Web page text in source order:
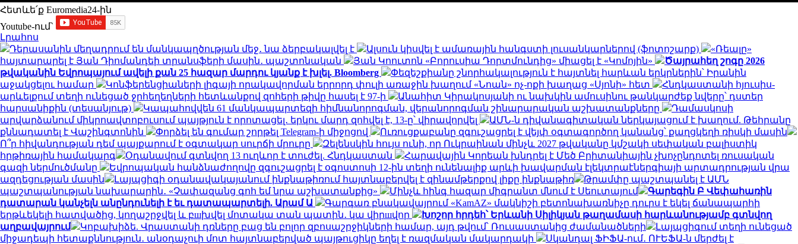
Հետևե՛ք Euromedia24-ին
Youtube-ում`
Լրահոս
Դերասանին մեղադրում են մանկապղծության մեջ․ նա ձերբակալվել է
Ալսուն կիսվել է ամառային հանգստի լուսանկարներով (ֆոտոշարք)
«Ռեալը»
հայտարարել է Յան Դիոմանդեի տրանսֆերի մասին․ պաշտոնական
Յան Կոուտոն «Բորուսիա Դորտմունդից» միացել է «Կոմոյին»
Ծայրահեղ շոգը 2026
թվականին Եվրոպայում ավելի քան 25 հազար մարդու կյանք է խլել. Bloomberg
Փեզեշքիանը շնորհակալություն է հայտնել հարևան երկրներին՝ Իրանին
աջակցելու համար
Կոնֆերենցիաների լիգայի որակավորման երրորդ փուլի առաջին խաղում «Նոան» ոչ-ոքի խաղաց «Սյոնի» հետ
Հնդկաստանի հյուսիս-
արևելքում տեղի ունեցած ջրհեղեղների հետևանքով զոհերի թիվը հասել է 97-ի
Անահիտ Կիրակոսյանի ու նախկին ամուսինու թանկարժեք նվերը՝ դստեր
հարսանիքին (տեսանյութ)
Կապահովվեն 61 մանկապարտեզի հիմնանորոգման, վերանորոգման շինարարական աշխատանքները
Դամասկոսի
արվարձանում միկրոավտոբուսում պայթյուն է որոտացել․ երկու մարդ զոհվել է, 13-ը՝ վիրավորվել
ԱՄՆ-ն դիվանագիտական ներկայացում է խաղում. Թեհրանը
քննադատել է Վաշինգտոնին
Փորձել են գումար շորթել Telegram-ի միջոցով
Ուռուցքաբանը զգուշացրել է վեյփ օգտագործող կանանց՝ քաղցկեղի ռիսկի մասին
Ո՞ր հիվանդության դեմ պայքարում է օգտակար սուրճի մրուրը
Զելենսկին հույս ունի, որ Ուկրաինան մինչև 2027 թվականը կմշակի սեփական բալիստիկ
հրթիռային համակարգ
Օդանավում գտնվող 13 ուղևոր է տուժել. Հնդկաստան
Հարավային Կորեան խնդրել է Մեծ Բրիտանիային չխոչընդոտել ռուսական
գազի ներմուծմանը
Եվրոպական հանձնաժողովը զգուշացրել է օգոստոսի 12-ին տեղի ունենալիք արևի խավարման էլեկտրաէներգիայի արտադրության վրա
ազդեցության մասին
Լայպցիգի օդանավակայանում ինքնաթիռում հայտնաբերվել է զինամթերքով լիքը ինքնաթիռ
Թրամփը պաշտպանել է ԱՄՆ
պաշտպանության նախարարին․ «Չափազանց գոհ եմ նրա աշխատանքից»
Մինչև հինգ հազար միգրանտ մնում է Սեուտայում
Գարեգին Բ Վեփահառին
դատարան կանչելն անընդունելի է եւ դատապարտելի. Արամ Ա
Գարգառ բնակավայրում «KamAZ» մակնիշի բետոնախառնիչը դուրս է եկել ճանապարհի
երթևեկելի հատվածից, կողաշրջվել և բшխվել մոտակա տան պատին․ կա վիրшվոր
Խոշոր հրդեհ՝ Երևանի Սիլիկյան թաղամասի հարևանությամբ գտնվող
աղբավայրում
Կոբախիձե. Վրաստանի դռները բաց են բոլոր զբոսաշրջիկների համար, այդ թվում՝ Ռուսաստանից ժամանածների
Լայպցիգում տեղի ունեցած
միջադեպի հետաքննություն․ անօդաչուի մոտ հայտնաբերված պայթուցիկը եղել է ռազմական մակարդակի
Սկանդալ ՖԻՖԱ-ում․ ՈՒԵՖԱ-ն մերժել է